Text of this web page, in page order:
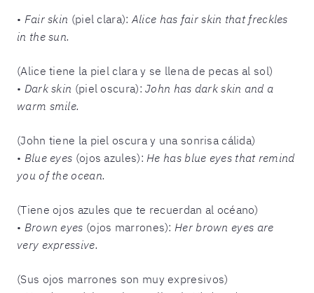
• Fair skin (piel clara): Alice has fair skin that freckles
in the sun.
(Alice tiene la piel clara y se llena de pecas al sol)
• Dark skin (piel oscura):John has dark skin and a
warm smile.
(John tiene la piel oscura y una sonrisa cálida)
• Blue eyes (ojos azules): He has blue eyes that remind
you of the ocean.
(Tiene ojos azules que te recuerdan al océano)
• Brown eyes (ojos marrones): Her brown eyes are
very expressive.
(Sus ojos marrones son muy expresivos)